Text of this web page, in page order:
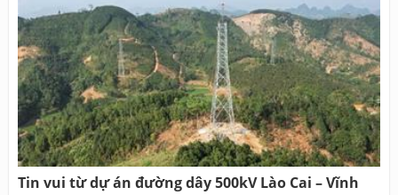
Tin vui từ dự án đường dây 500kV Lào Cai – Vĩnh